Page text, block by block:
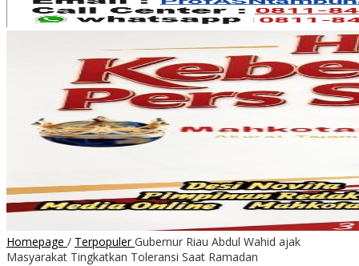
Homepage / Terpopuler Gubernur Riau Abdul Wahid ajak
Masyarakat Tingkatkan Toleransi Saat Ramadan